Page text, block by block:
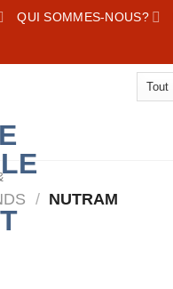
QUI SOMMES-NOUS?
/ NUTRAM